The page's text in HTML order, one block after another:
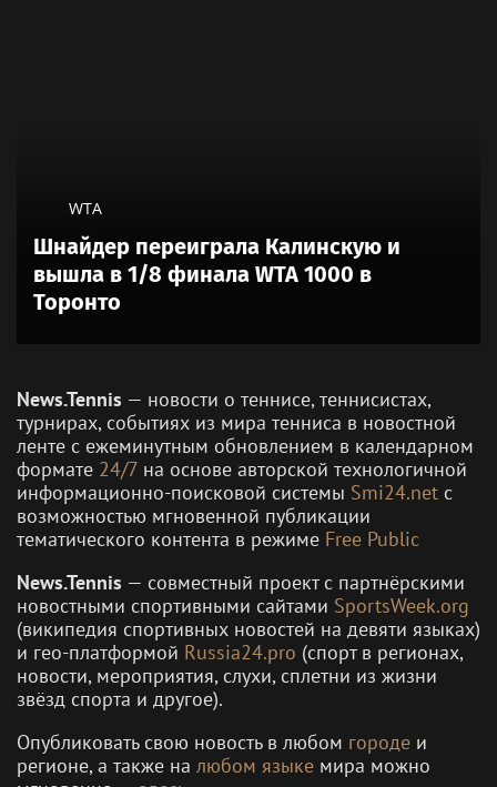
WTA
Шнайдер переиграла Калинскую и
вышла в 1/8 финала WTA 1000 в
Торонто
News.Tennis — новости о теннисе, теннисистах,
турнирах, событиях из мира тенниса в новостной
ленте с ежеминутным обновлением в календарном
формате 24/7 на основе авторской технологичной
информационно-поисковой системы Smi24.net с
возможностью мгновенной публикации
тематического контента в режиме Free Public
News.Tennis — совместный проект с партнёрскими
новостными спортивными сайтами SportsWeek.org
(википедия спортивных новостей на девяти языках)
и гео-платформой Russia24.pro (спорт в регионах,
новости, мероприятия, слухи, сплетни из жизни
звёзд спорта и другое).
Опубликовать свою новость в любом городе и
регионе, а также на любом языке мира можно